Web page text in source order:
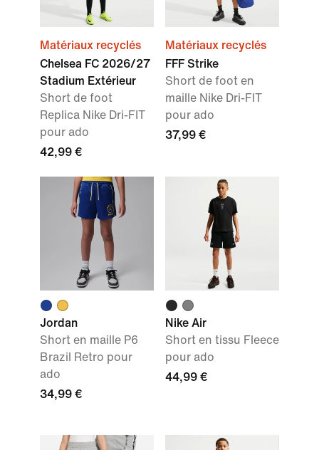
Matériaux recyclés
Chelsea FC 2026/27
Stadium Extérieur
Short de foot
Replica Nike Dri-FIT
pour ado
42,99 €
Matériaux recyclés
FFF Strike
Short de foot en
maille Nike Dri-FIT
pour ado
37,99 €
Jordan
Short en maille P6
Brazil Retro pour
ado
34,99 €
Nike Air
Short en tissu Fleece
pour ado
44,99 €